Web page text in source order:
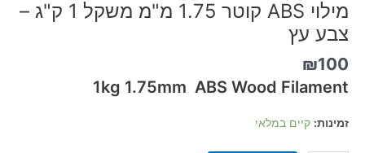
מילוי ABS קוטר 1.75 מ"מ משקל 1 ק"ג –
צבע עץ
₪100
1kg 1.75mm ABS Wood Filament
זמינות: קיים במלאי